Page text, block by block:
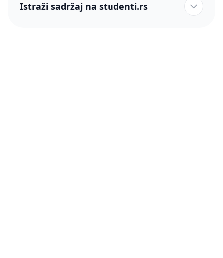
Istraži sadržaj na studenti.rs